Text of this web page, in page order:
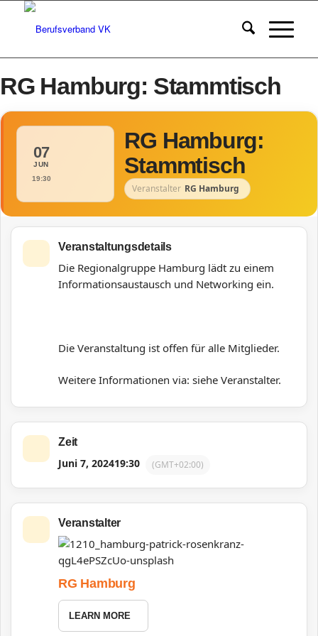
RG Hamburg: Stammtisch
07
JUN
19:30
RG Hamburg:
Stammtisch
Veranstalter RG Hamburg
Veranstaltungsdetails
Die Regionalgruppe Hamburg lädt zu einem
Informationsaustausch und Networking ein.
Die Veranstaltung ist offen für alle Mitglieder.
Weitere Informationen via: siehe Veranstalter.
Zeit
Juni 7, 202419:30 (GMT+02:00)
Veranstalter
RG Hamburg
LEARN MORE